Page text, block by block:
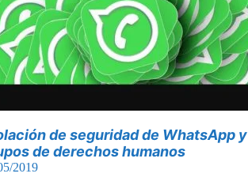
de seguridad de WhatsApp y
de derechos humanos
2019